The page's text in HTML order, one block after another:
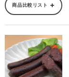
商品比較リスト